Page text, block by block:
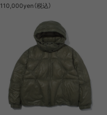
110,000yen（税込）